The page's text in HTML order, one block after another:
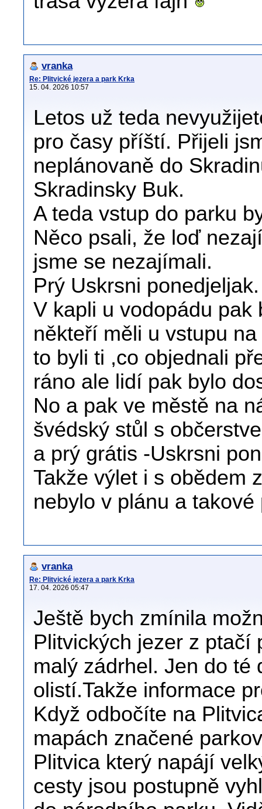
vranka
Re: Plitvické jezera a park Krka
15. 04. 2026 10:57
Letos už teda
pro časy příští. Přijeli
neplánovaně do
Skradinsky Buk.
A teda vstup do parku
Něco psali, že loď
jsme se nezajímali.
Prý Uskrsni ponedjeljak.
V kapli u vodopádu pak
někteří měli u vstupu
to byli ti ,co objednali
ráno ale lidí pak bylo
No a pak ve městě na
švédský stůl s
a prý grátis -Uskrsni
Takže výlet i s obědem
nebylo v plánu a takové
vranka
Re: Plitvické jezera a park Krka
17. 04. 2026 05:47
Ještě bych zmínila
Plitvických jezer z ptačí
malý zádrhel. Jen do té
olistí.Takže informace
Když odbočíte na
mapách značené
Plitvica který napájí
cesty jsou postupně